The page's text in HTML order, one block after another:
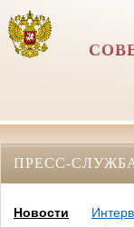
ПРЕСС-
Новости